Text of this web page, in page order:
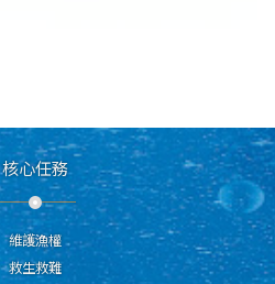
核心任務
維護漁權
救生救難